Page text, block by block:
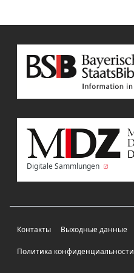
Digitale Sammlungen
Контакты Выходные данные
Политика конфиденциальности